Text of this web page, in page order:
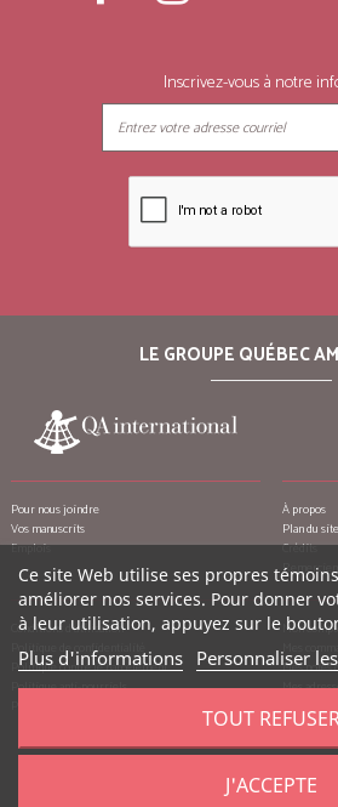
Inscrivez-vous à notre
LE GROUPE QUÉBEC
Pour nous joindre
Vos manuscrits
Emplois
À propos
Plan du site
Crédits
Conditions d’utilisation
Politique de confidentialité
Politique contre le harcèlement
Politique anti-pourriels
Mon
Mes
Mes notes
Mes
Mes bons
Ce site Web utilise ses propres
améliorer nos services. Pour donner
à leur utilisation, appuyez sur le
Plus d'informations Personnaliser
TOUT
J'ACCEPTE
Québec Amérique, tous droits